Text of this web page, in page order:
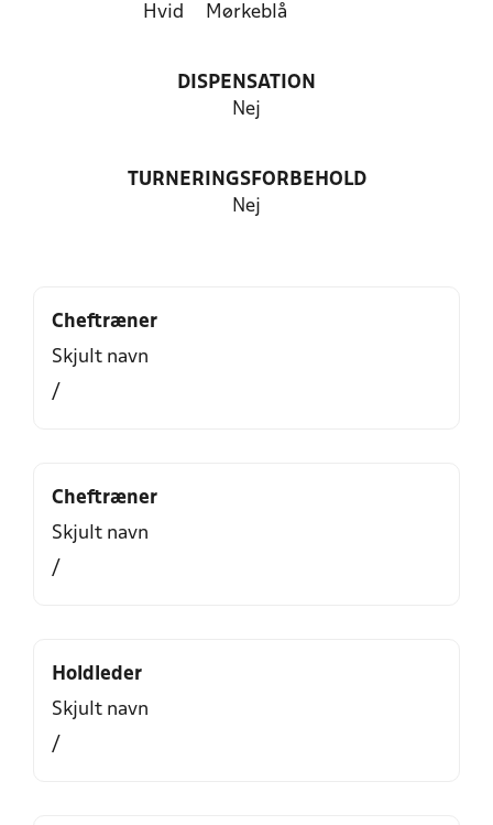
Hvid Mørkeblå
DISPENSATION
Nej
TURNERINGSFORBEHOLD
Nej
Cheftræner
Skjult navn
/
Cheftræner
Skjult navn
/
Holdleder
Skjult navn
/